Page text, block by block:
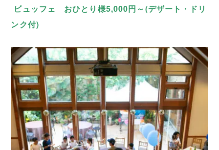
ビュッフェ おひとり様5,000円～(デザート・ドリ
ンク付)